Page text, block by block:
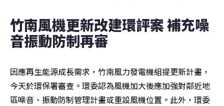
竹南風機更新改建環評案 補充噪
音振動防制再審
因應再生能源成長需求，竹南風力發電機組提更新計畫，
今天於環保署審查。環委認為風機加大後應加強對鄰近地
區噪音、振動防制管理計畫或重設風機位置。此外，環委